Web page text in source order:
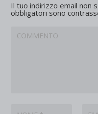
Il tuo indirizzo email non
obbligatori sono